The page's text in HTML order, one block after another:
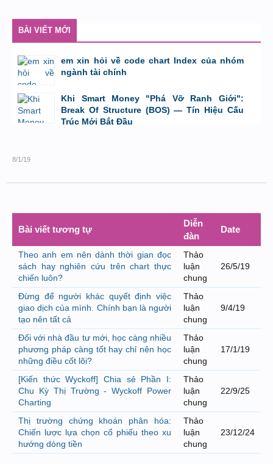
BÀI VIẾT MỚI
em xin hỏi về code chart Index của nhóm
ngành tài chính
bởiGiaBao09052000 ,8/7/26 lúc 10:21
Khi Smart Money "Phá Vỡ Ranh Giới":
Break Of Structure (BOS) — Tín Hiệu Cấu
Trúc Mới Bắt Đầu
8/1/19
Bài viết tương tự
Diễn
đàn
Date
Theo anh em nên dành thời gian đọc
sách hay nghiên cứu trên chart thực
chiến luôn?
Thảo
luận
chung
26/5/19
Đừng để người khác quyết định việc
giao dịch của mình. Chính bạn là người
tạo nên tất cả
Thảo
luận
chung
9/4/19
Đối với nhà đầu tư mới, học càng nhiều
phương pháp càng tốt hay chỉ nên học
những điều cốt lõi?
Thảo
luận
chung
17/1/19
[Kiến thức Wyckoff] Chia sẻ Phần I:
Chu Kỳ Thị Trường - Wyckoff Power
Charting
Thảo
luận
chung
22/9/25
Thị trường chứng khoán phân hóa:
Chiến lược lựa chọn cổ phiếu theo xu
hướng dòng tiền
Thảo
luận
chung
23/12/24